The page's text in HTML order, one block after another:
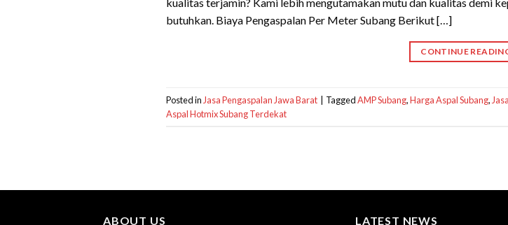
butuhkan. Biaya Pengaspalan Per Meter Subang Berikut […]
CONTINUE
Posted in Jasa Pengaspalan Jawa Barat | TaggedAMP Subang,Harga Aspal Subang,
Aspal Hotmix Subang Terdekat
ABOUT US LATEST NEWS